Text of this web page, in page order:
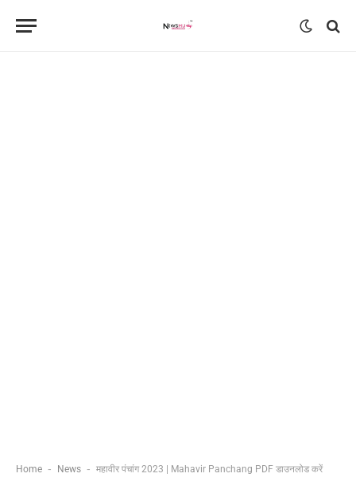
Home - News - महावीर पंचांग 2023 | Mahavir Panchang PDF डाउनलोड करें